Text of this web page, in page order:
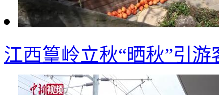
江西篁岭立秋“晒秋”引游